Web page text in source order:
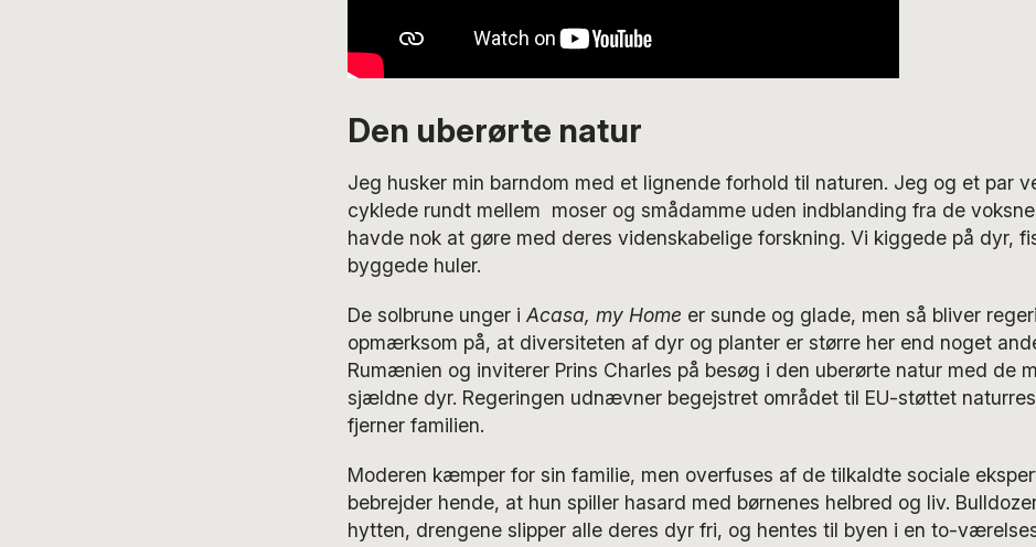
Den uberørte natur
Jeg husker min barndom med et lignende forhold til naturen. Jeg og et par
cyklede rundt mellem moser og smådamme uden indblanding fra de
havde nok at gøre med deres videnskabelige forskning. Vi kiggede på dyr,
byggede huler.
De solbrune unger i Acasa, my Home er sunde og glade, men så bliver
opmærksom på, at diversiteten af dyr og planter er større her end noget
Rumænien og inviterer Prins Charles på besøg i den uberørte natur med de
sjældne dyr. Regeringen udnævner begejstret området til EU-støttet
fjerner familien.
Moderen kæmper for sin familie, men overfuses af de tilkaldte sociale
bebrejder hende, at hun spiller hasard med børnenes helbred og liv.
hytten, drengene slipper alle deres dyr fri, og hentes til byen i en to-